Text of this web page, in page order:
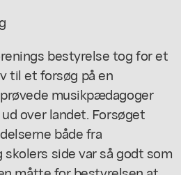
bestyrelse tog for et
til et forsøg på en
musikpædagoger
over landet. Forsøget
både fra
side var så godt som